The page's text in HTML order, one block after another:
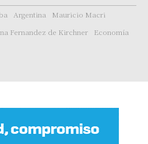
Argentina
Mauricio Macri
Fernandez de Kirchner
Economía